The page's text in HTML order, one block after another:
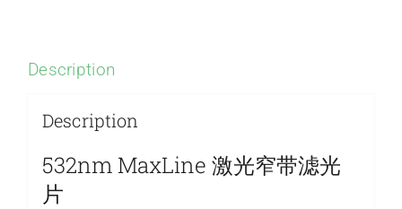
Description
Description
532nm MaxLine 激光窄带滤光
片